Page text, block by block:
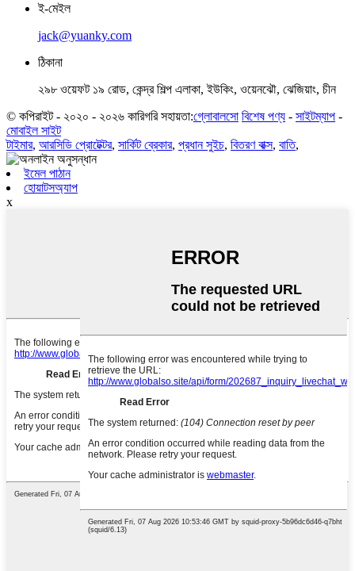
ই-মেইল
jack@yuanky.com
ঠিকানা
২৯৮ ওয়েফট ১৯ রোড, কেন্দ্র শিল্প এলাকা, ইউকিং, ওয়েনঝৌ, ঝেজিয়াং, চীন
© কপিরাইট - ২০২০ - ২০২৬ কারিগরি সহায়তা:গ্লোবালসো বিশেষ পণ্য - সাইটম্যাপ -
মোবাইল সাইট
টাইমার, আরসিডি প্রোটেক্টর, সার্কিট ব্রেকার, প্রধান সুইচ, বিতরণ বাক্স, বাতি,
ইমেল পাঠান
হোয়াটসঅ্যাপ
x